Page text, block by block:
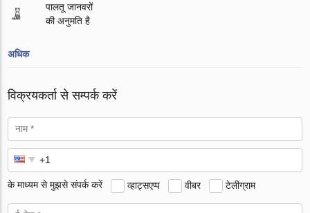
पालतू जानवरों
की अनुमति है
अधिक
विक्रयकर्ता से सम्पर्क करें
के माध्यम से मुझसे संपर्क करें व्हाट्सएप्प वीबर टेलीग्राम